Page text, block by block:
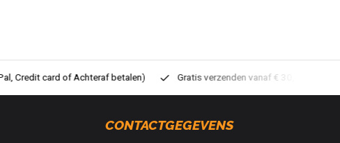
Gratis verzenden vanaf € 30,- (NL) Verzendkosten € 2,95 (NL)
CONTACTGEGEVENS